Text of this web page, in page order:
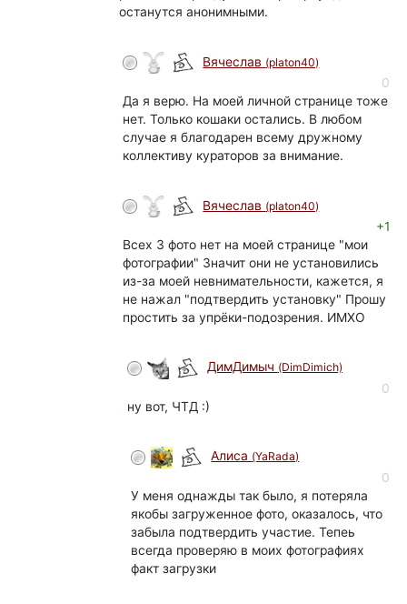
останутся анонимными.
Вячеслав (platon40)
0
Да я верю. На моей личной странице тоже
нет. Только кошаки остались. В любом
случае я благодарен всему дружному
коллективу кураторов за внимание.
Вячеслав (platon40)
+1
Всех 3 фото нет на моей странице "мои
фотографии" Значит они не установились
из-за моей невнимательности, кажется, я
не нажал "подтвердить установку" Прошу
простить за упрёки-подозрения. ИМХО
ДимДимыч (DimDimich)
0
ну вот, ЧТД :)
Алиса (YaRada)
0
У меня однажды так было, я потеряла
якобы загруженное фото, оказалось, что
забыла подтвердить участие. Тепеь
всегда проверяю в моих фотографиях
факт загрузки